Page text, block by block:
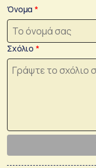
Όνομα
Σχόλιο